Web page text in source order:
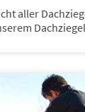
aller